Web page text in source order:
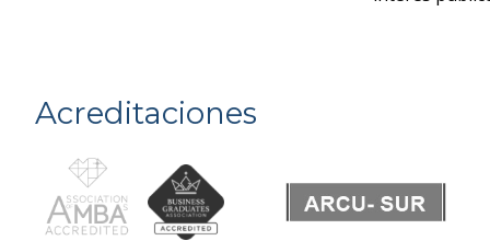
Acreditaciones